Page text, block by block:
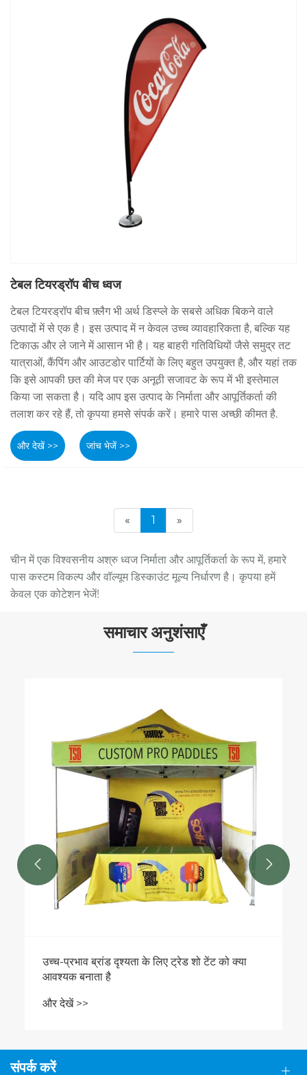
टेबल टियरड्रॉप बीच ध्वज
टेबल टियरड्रॉप बीच फ़्लैग भी अर्थ डिस्प्ले के सबसे अधिक बिकने वाले
उत्पादों में से एक है। इस उत्पाद में न केवल उच्च व्यावहारिकता है, बल्कि यह
टिकाऊ और ले जाने में आसान भी है। यह बाहरी गतिविधियों जैसे समुद्र तट
यात्राओं, कैंपिंग और आउटडोर पार्टियों के लिए बहुत उपयुक्त है, और यहां तक
​​कि इसे आपकी छत की मेज पर एक अनूठी सजावट के रूप में भी इस्तेमाल
किया जा सकता है। यदि आप इस उत्पाद के निर्माता और आपूर्तिकर्ता की
तलाश कर रहे हैं, तो कृपया हमसे संपर्क करें। हमारे पास अच्छी कीमत है.
और देखें >> जांच भेजें >>
« 1 »
चीन में एक विश्वसनीय अश्रु ध्वज निर्माता और आपूर्तिकर्ता के रूप में, हमारे
पास कस्टम विकल्प और वॉल्यूम डिस्काउंट मूल्य निर्धारण है। कृपया हमें
केवल एक कोटेशन भेजें!
समाचार अनुशंसाएँ
उच्च-प्रभाव ब्रांड दृश्यता के लिए ट्रेड शो टेंट को क्या
आवश्यक बनाता है
और देखें >>
 
संपर्क करें